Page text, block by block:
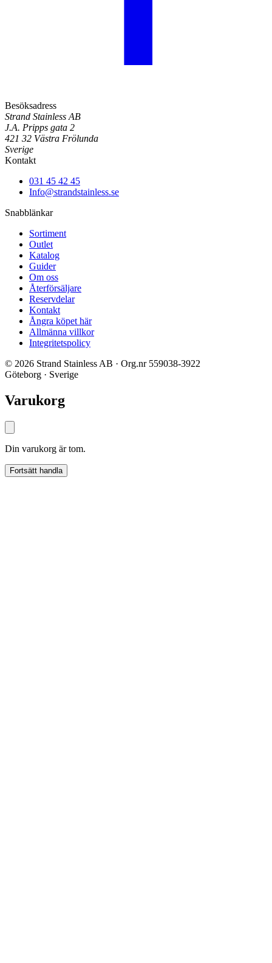
Besöksadress
Strand Stainless AB
J.A. Pripps gata 2
421 32 Västra Frölunda
Sverige
Kontakt
031 45 42 45
Info@strandstainless.se
Snabblänkar
Sortiment
Outlet
Katalog
Guider
Om oss
Återförsäljare
Reservdelar
Kontakt
Ångra köpet här
Allmänna villkor
Integritetspolicy
© 2026 Strand Stainless AB · Org.nr 559038-3922
Göteborg · Sverige
Varukorg
Din varukorg är tom.
Fortsätt handla